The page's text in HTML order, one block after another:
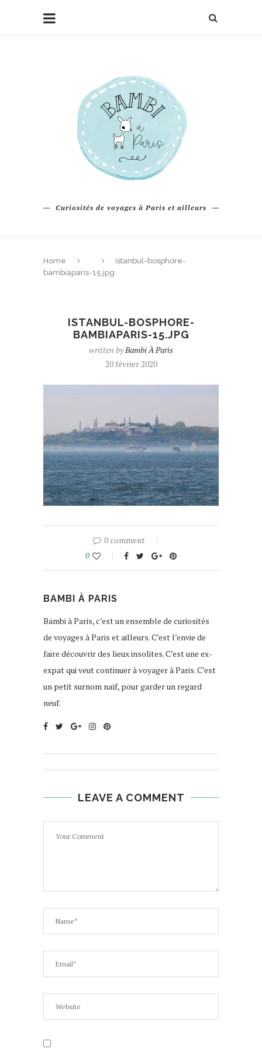
Curiosités de voyages à Paris et ailleurs
Home
istanbul-bosphore-
bambiaparis-15.jpg
ISTANBUL-BOSPHORE-
BAMBIAPARIS-15.JPG
written byBambi À Paris
20 février 2020
0 comment
0
BAMBI À PARIS
Bambi à Paris, c’est un ensemble de curiosités
de voyages à Paris et ailleurs. C’est l’envie de
faire découvrir des lieux insolites. C’est une ex-
expat qui veut continuer à voyager à Paris. C’est
un petit surnom naïf, pour garder un regard
neuf.
LEAVE A COMMENT